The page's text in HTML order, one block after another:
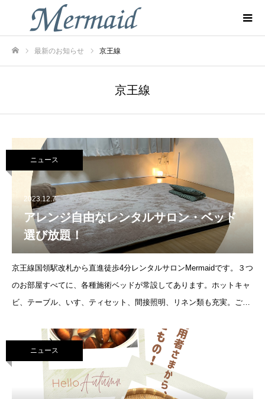
最新のお知らせ 京王線
京王線
ニュース
2023.12.7
アレンジ自由なレンタルサロン・ベッド
選び放題！
京王線国領駅改札から直進徒歩4分レンタルサロンMermaidです。３つ
のお部屋すべてに、各種施術ベッドが常設してあります。ホットキャ
ビ、テーブル、いす、ティセット、間接照明、リネン類も充実。ご自
ニュース